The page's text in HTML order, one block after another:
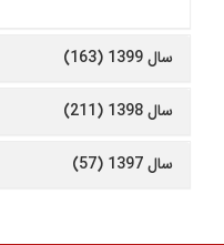
سال 1399 (163)
سال 1398 (211)
سال 1397 (57)